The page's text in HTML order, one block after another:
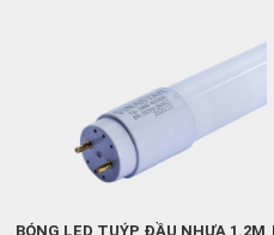
BÓNG LED TUÝP ĐẦU NHỰA 1.2M